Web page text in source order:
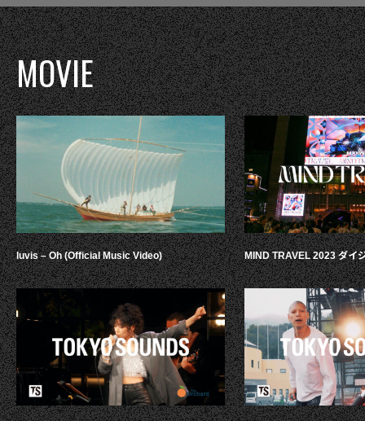
MOVIE
luvis – Oh (Official Music Video) MIND TRAVEL 2023 ダイ